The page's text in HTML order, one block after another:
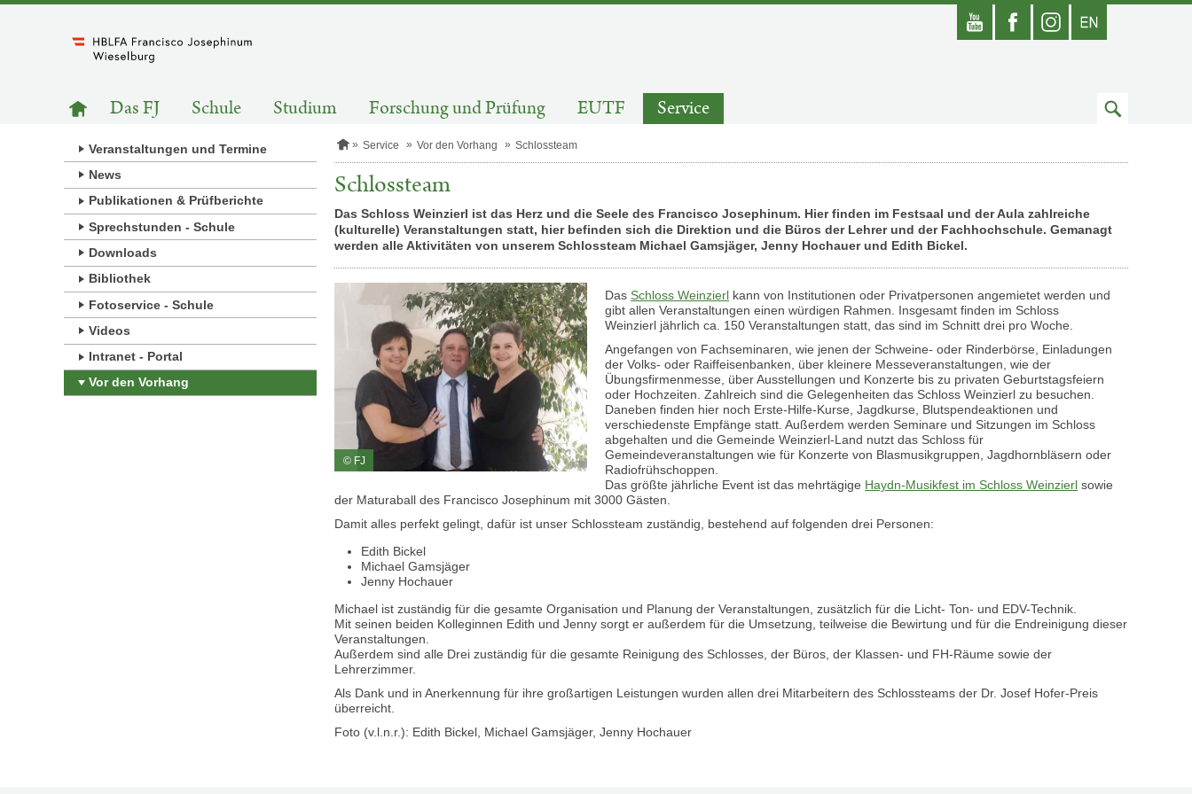
Youtube FacebookInstagram
HAUPTNAVIGATION
Zur
Startseite
Das FJ Schule Studium Forschung und Prüfung EUTF Service
Zum
Veranstaltungen und Termine
News
Publikationen & Prüfberichte
Sprechstunden - Schule
Downloads
Bibliothek
Fotoservice - Schule
Videos
Intranet - Portal
Vor den Vorhang
S
r
s
e
i
e
Service Vor den Vorhang Schlossteam
Schlossteam
Das Schloss Weinzierl ist das Herz und die Seele des Francisco Josephinum. Hier finden im Festsaal und der Aula zahlreiche
(kulturelle) Veranstaltungen statt, hier befinden sich die Direktion und die Büros der Lehrer und der Fachhochschule. Gemanagt
werden alle Aktivitäten von unserem Schlossteam Michael Gamsjäger, Jenny Hochauer und Edith Bickel.
© FJ
DasSchloss Weinzierl kann von Institutionen oder Privatpersonen angemietet werden und
gibt allen Veranstaltungen einen würdigen Rahmen. Insgesamt finden im Schloss
Weinzierl jährlich ca. 150 Veranstaltungen statt, das sind im Schnitt drei pro Woche.
Angefangen von Fachseminaren, wie jenen der Schweine- oder Rinderbörse, Einladungen
der Volks- oder Raiffeisenbanken, über kleinere Messeveranstaltungen, wie der
Übungsfirmenmesse, über Ausstellungen und Konzerte bis zu privaten Geburtstagsfeiern
oder Hochzeiten. Zahlreich sind die Gelegenheiten das Schloss Weinzierl zu besuchen.
Daneben finden hier noch Erste-Hilfe-Kurse, Jagdkurse, Blutspendeaktionen und
verschiedenste Empfänge statt. Außerdem werden Seminare und Sitzungen im Schloss
abgehalten und die Gemeinde Weinzierl-Land nutzt das Schloss für
Gemeindeveranstaltungen wie für Konzerte von Blasmusikgruppen, Jagdhornbläsern oder
Radiofrühschoppen.
Das größte jährliche Event ist das mehrtägige Haydn-Musikfest im Schloss Weinzierl sowie
der Maturaball des Francisco Josephinum mit 3000 Gästen.
Damit alles perfekt gelingt, dafür ist unser Schlossteam zuständig, bestehend auf folgenden drei Personen:
Edith Bickel
Michael Gamsjäger
Jenny Hochauer
Michael ist zuständig für die gesamte Organisation und Planung der Veranstaltungen, zusätzlich für die Licht- Ton- und EDV-Technik.
Mit seinen beiden Kolleginnen Edith und Jenny sorgt er außerdem für die Umsetzung, teilweise die Bewirtung und für die Endreinigung dieser
Veranstaltungen.
Außerdem sind alle Drei zuständig für die gesamte Reinigung des Schlosses, der Büros, der Klassen- und FH-Räume sowie der
Lehrerzimmer.
Als Dank und in Anerkennung für ihre großartigen Leistungen wurden allen drei Mitarbeitern des Schlossteams der Dr. Josef Hofer-Preis
überreicht.
Foto (v.l.n.r.): Edith Bickel, Michael Gamsjäger, Jenny Hochauer